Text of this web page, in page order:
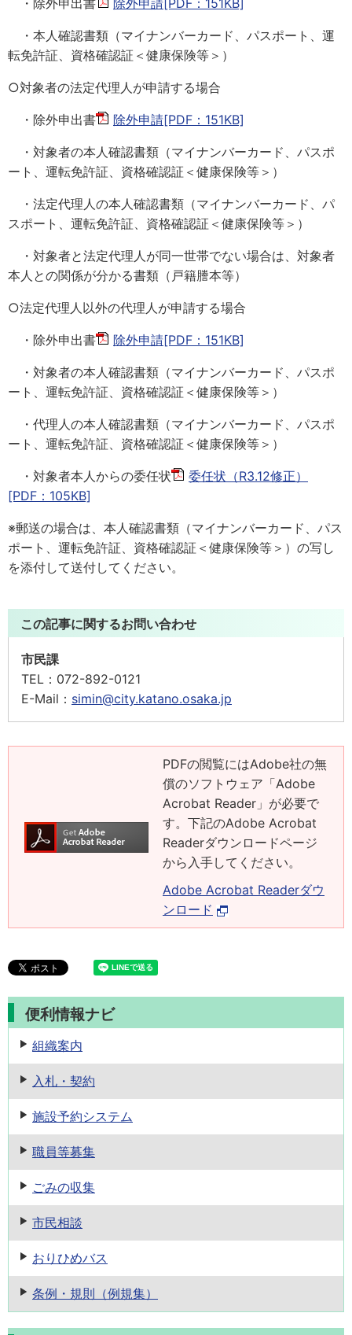
・除外申出書 除外申請[PDF：151KB]
・本人確認書類（マイナンバーカード、パスポート、運
転免許証、資格確認証＜健康保険等＞）
○対象者の法定代理人が申請する場合
・除外申出書 除外申請[PDF：151KB]
・対象者の本人確認書類（マイナンバーカード、パスポ
ート、運転免許証、資格確認証＜健康保険等＞）
・法定代理人の本人確認書類（マイナンバーカード、パ
スポート、運転免許証、資格確認証＜健康保険等＞）
・対象者と法定代理人が同一世帯でない場合は、対象者
本人との関係が分かる書類（戸籍謄本等）
○法定代理人以外の代理人が申請する場合
・除外申出書 除外申請[PDF：151KB]
・対象者の本人確認書類（マイナンバーカード、パスポ
ート、運転免許証、資格確認証＜健康保険等＞）
・代理人の本人確認書類（マイナンバーカード、パスポ
ート、運転免許証、資格確認証＜健康保険等＞）
・対象者本人からの委任状
委任状（R3.12修正）
[PDF：105KB]
※郵送の場合は、本人確認書類（マイナンバーカード、パス
ポート、運転免許証、資格確認証＜健康保険等＞）の写し
を添付して送付してください。
この記事に関するお問い合わせ
市民課
TEL： 072-892-0121
E-Mail： simin@city.katano.osaka.jp
PDFの閲覧にはAdobe社の無
償のソフトウェア「Adobe
Acrobat Reader」が必要で
す。下記のAdobe Acrobat
Readerダウンロードページ
から入手してください。
Adobe Acrobat Readerダウ
ンロード
便利情報ナビ
組織案内
入札・契約
施設予約システム
職員等募集
ごみの収集
市民相談
おりひめバス
条例・規則 （例規集）